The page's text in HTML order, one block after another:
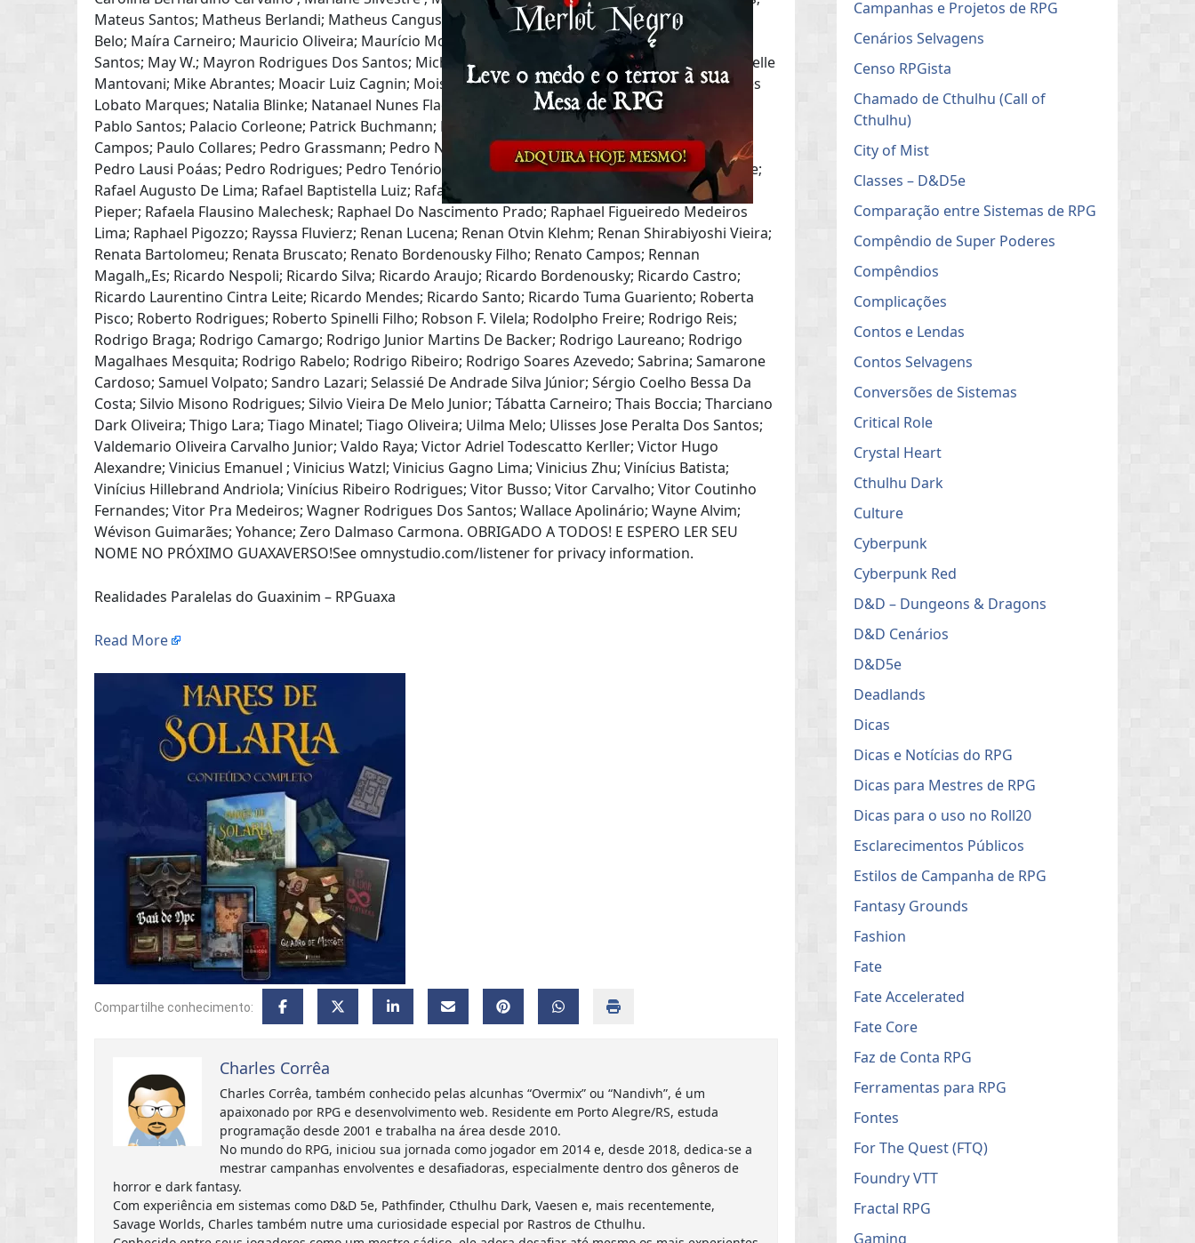
Mateus Santos; Matheus Berlandi; Matheus Cangussu; Matheus Lamper; Matheus Nery; Mattheus
Belo; Maíra Carneiro; Mauricio Oliveira; Maurício Moura Costa; Maurício Juchum; Maxwell Rocha
Santos; May W.; Mayron Rodrigues Dos Santos; Michele Gomes; Michelle Gontijio Rodrigues; Michelle
Mantovani; Mike Abrantes; Moacir Luiz Cagnin; Moises Almeida; Mônica De Faria; Murilo Fernandes
Lobato Marques; Natalia Blinke; Natanael Nunes Flach; Neuber Jone; Ńguida Lucena; Pablo Laner;
Pablo Santos; Palacio Corleone; Patrick Buchmann; Paulo Alexsandro De Andrade Campos; Paulo
Campos; Paulo Collares; Pedro Grassmann; Pedro Nascimento; Pedro Henrique Wieck Gonáalves;
Pedro Lausi Poáas; Pedro Rodrigues; Pedro Tenório; Pedro Vinicius Da Silva Militao; Priscila Barone;
Rafael Augusto De Lima; Rafael Baptistella Luiz; Rafael Braga Morett; Rafael M. Telerman; Rafael
Pieper; Rafaela Flausino Malechesk; Raphael Do Nascimento Prado; Raphael Figueiredo Medeiros
Lima; Raphael Pigozzo; Rayssa Fluvierz; Renan Lucena; Renan Otvin Klehm; Renan Shirabiyoshi Vieira;
Renata Bartolomeu; Renata Bruscato; Renato Bordenousky Filho; Renato Campos; Rennan
Magalh„Es; Ricardo Nespoli; Ricardo Silva; Ricardo Araujo; Ricardo Bordenousky; Ricardo Castro;
Ricardo Laurentino Cintra Leite; Ricardo Mendes; Ricardo Santo; Ricardo Tuma Guariento; Roberta
Pisco; Roberto Rodrigues; Roberto Spinelli Filho; Robson F. Vilela; Rodolpho Freire; Rodrigo Reis;
Rodrigo Braga; Rodrigo Camargo; Rodrigo Junior Martins De Backer; Rodrigo Laureano; Rodrigo
Magalhaes Mesquita; Rodrigo Rabelo; Rodrigo Ribeiro; Rodrigo Soares Azevedo; Sabrina; Samarone
Cardoso; Samuel Volpato; Sandro Lazari; Selassié De Andrade Silva Júnior; Sérgio Coelho Bessa Da
Costa; Silvio Misono Rodrigues; Silvio Vieira De Melo Junior; Tábatta Carneiro; Thais Boccia; Tharciano
Dark Oliveira; Thigo Lara; Tiago Minatel; Tiago Oliveira; Uilma Melo; Ulisses Jose Peralta Dos Santos;
Valdemario Oliveira Carvalho Junior; Valdo Raya; Victor Adriel Todescatto Kerller; Victor Hugo
Alexandre; Vinicius Emanuel ; Vinicius Watzl; Vinicius Gagno Lima; Vinicius Zhu; Vinícius Batista;
Vinícius Hillebrand Andriola; Vinícius Ribeiro Rodrigues; Vitor Busso; Vitor Carvalho; Vitor Coutinho
Fernandes; Vitor Pra Medeiros; Wagner Rodrigues Dos Santos; Wallace Apolinário; Wayne Alvim;
Wévison Guimarães; Yohance; Zero Dalmaso Carmona. OBRIGADO A TODOS! E ESPERO LER SEU
NOME NO PRÓXIMO GUAXAVERSO!See omnystudio.com/listener for privacy information.
Realidades Paralelas do Guaxinim – RPGuaxa
Read More
Compartilhe conhecimento:
Charles Corrêa
Charles Corrêa, também conhecido pelas alcunhas “Overmix” ou “Nandivh”, é um
apaixonado por RPG e desenvolvimento web. Residente em Porto Alegre/RS, estuda
programação desde 2001 e trabalha na área desde 2010.
No mundo do RPG, iniciou sua jornada como jogador em 2014 e, desde 2018, dedica-se a
mestrar campanhas envolventes e desafiadoras, especialmente dentro dos gêneros de
horror e dark fantasy.
Com experiência em sistemas como D&D 5e, Pathfinder, Cthulhu Dark, Vaesen e, mais recentemente,
Savage Worlds, Charles também nutre uma curiosidade especial por Rastros de Cthulhu.
Campanhas e Projetos de RPG
Cenários Selvagens
Censo RPGista
Chamado de Cthulhu (Call of
Cthulhu)
City of Mist
Classes – D&D5e
Comparação entre Sistemas de RPG
Compêndio de Super Poderes
Compêndios
Complicações
Contos e Lendas
Contos Selvagens
Conversões de Sistemas
Critical Role
Crystal Heart
Cthulhu Dark
Culture
Cyberpunk
Cyberpunk Red
D&D – Dungeons & Dragons
D&D Cenários
D&D5e
Deadlands
Dicas
Dicas e Notícias do RPG
Dicas para Mestres de RPG
Dicas para o uso no Roll20
Esclarecimentos Públicos
Estilos de Campanha de RPG
Fantasy Grounds
Fashion
Fate
Fate Accelerated
Fate Core
Faz de Conta RPG
Ferramentas para RPG
Fontes
For The Quest (FTQ)
Foundry VTT
Fractal RPG
Gaming